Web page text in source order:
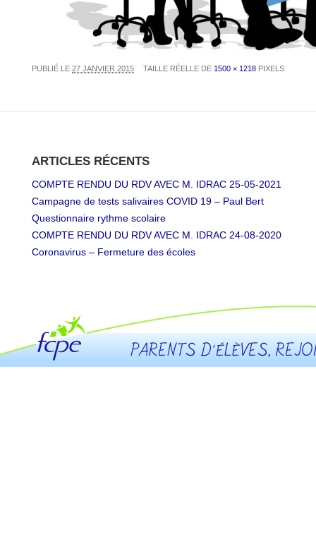
PUBLIÉ LE 27 JANVIER 2015 TAILLE RÉELLE DE 1500 × 1218 PIXELS
ARTICLES RÉCENTS
COMPTE RENDU DU RDV AVEC M. IDRAC 25-05-2021
Campagne de tests salivaires COVID 19 – Paul Bert
Questionnaire rythme scolaire
COMPTE RENDU DU RDV AVEC M. IDRAC 24-08-2020
Coronavirus – Fermeture des écoles